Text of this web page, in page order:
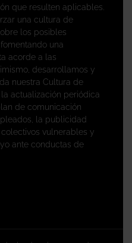
que resulten aplicables.
una cultura de
los posibles
una
acorde a las
desarrollamos y
nuestra Cultura de
actualización periódica
de comunicación
la publicidad
vulnerables y
ante conductas de